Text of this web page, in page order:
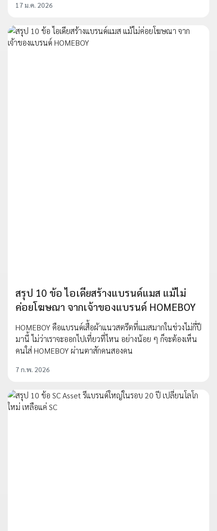
17 ม.ค. 2026
สรุป 10 ข้อ ไอเดียสร้างแบรนด์แมส แม้ไม่
ค่อยโฆษณา จากเจ้าของแบรนด์ HOMEBOY
HOMEBOY คือแบรนด์เสื้อผ้าแนวสตรีตที่แมสมากในช่วงไม่กี่ปี
มานี้ ไม่ว่าเราจะออกไปเที่ยวที่ไหน อย่างน้อย ๆ ก็จะต้องเห็น
คนใส่ HOMEBOY ผ่านตาสักคนสองคน
7 ก.พ. 2026